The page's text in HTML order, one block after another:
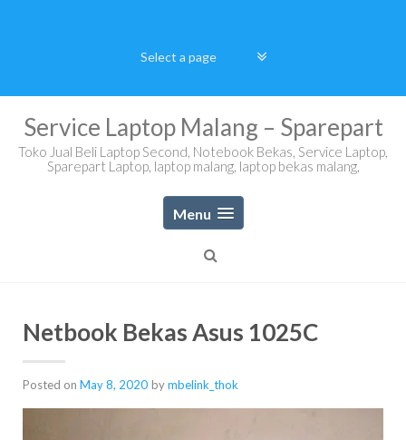
Service Laptop Malang – Sparepart
Toko Jual Beli Laptop Second, Notebook Bekas, Service Laptop,
Sparepart Laptop, laptop malang, laptop bekas malang,
Menu
Netbook Bekas Asus 1025C
Posted on May 8, 2020 bymbelink_thok